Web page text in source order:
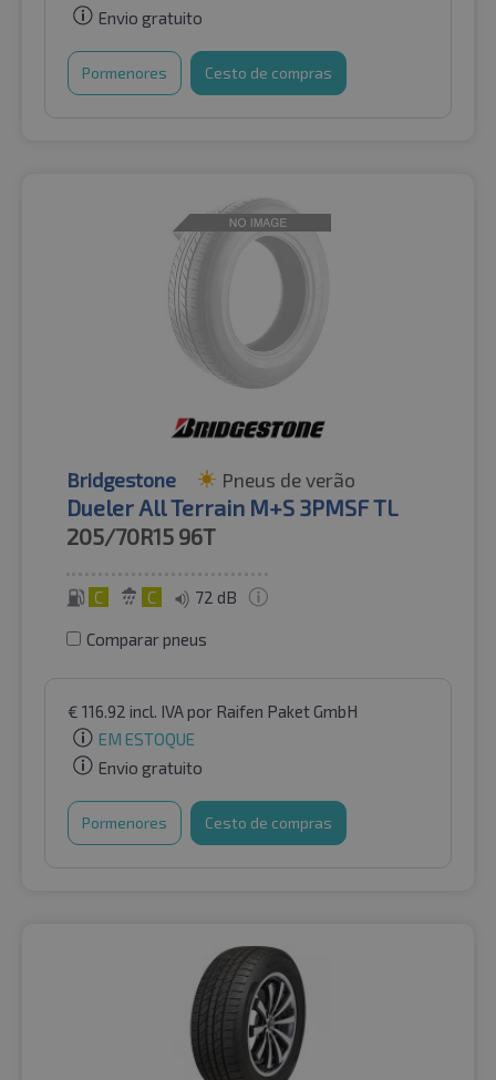
Envio gratuito
Pormenores Cesto de compras
Bridgestone Pneus de verão
Dueler All Terrain M+S 3PMSF TL
205/70R15 96T
C C 72 dB
Comparar pneus
€ 116.92 incl. IVA por Raifen Paket GmbH
EM ESTOQUE
Envio gratuito
Pormenores Cesto de compras